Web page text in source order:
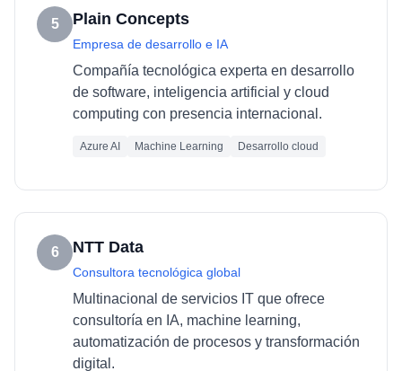
5 Plain Concepts
Empresa de desarrollo e IA
Compañía tecnológica experta en desarrollo
de software, inteligencia artificial y cloud
computing con presencia internacional.
Azure AI Machine Learning Desarrollo cloud
6 NTT Data
Consultora tecnológica global
Multinacional de servicios IT que ofrece
consultoría en IA, machine learning,
automatización de procesos y transformación
digital.